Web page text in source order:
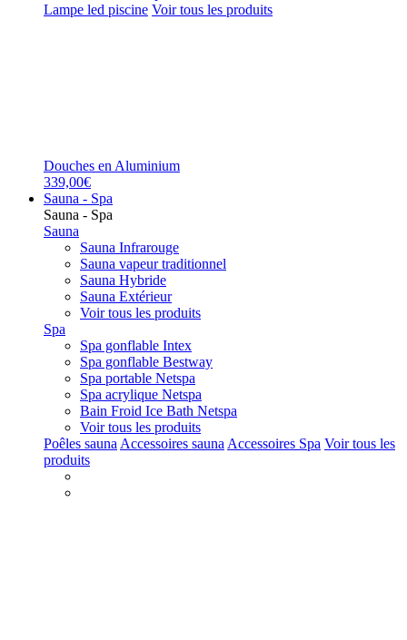
Lampe led piscine Voir tous les produits
Douches en Aluminium
339,00€
Sauna - Spa
Sauna - Spa
Sauna
Sauna Infrarouge
Sauna vapeur traditionnel
Sauna Hybride
Sauna Extérieur
Voir tous les produits
Spa
Spa gonflable Intex
Spa gonflable Bestway
Spa portable Netspa
Spa acrylique Netspa
Bain Froid Ice Bath Netspa
Voir tous les produits
Poêles sauna Accessoires sauna Accessoires Spa Voir tous les
produits